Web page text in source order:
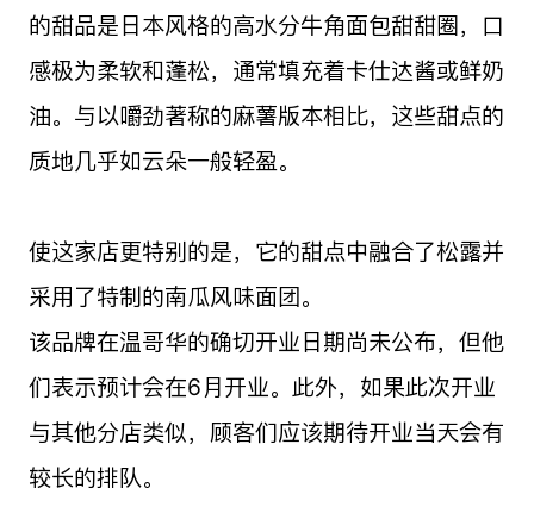
的甜品是日本风格的高水分牛角面包甜甜圈，口
感极为柔软和蓬松，通常填充着卡仕达酱或鲜奶
油。与以嚼劲著称的麻薯版本相比，这些甜点的
质地几乎如云朵一般轻盈。
使这家店更特别的是，它的甜点中融合了松露并
采用了特制的南瓜风味面团。
该品牌在温哥华的确切开业日期尚未公布，但他
们表示预计会在6月开业。此外，如果此次开业
与其他分店类似，顾客们应该期待开业当天会有
较长的排队。